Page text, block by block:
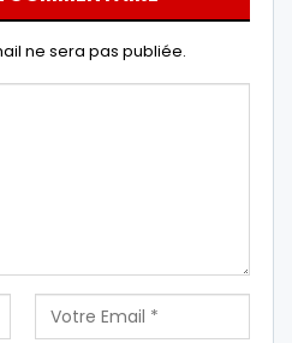
ne sera pas publiée.